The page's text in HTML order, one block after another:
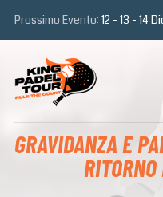
Prossimo Evento: 12 - 13 - 14
GRAVIDANZA E